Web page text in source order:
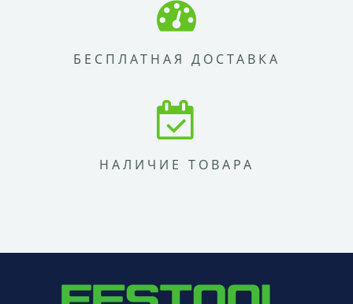
БЕСПЛАТНАЯ ДОСТАВКА
НАЛИЧИЕ ТОВАРА